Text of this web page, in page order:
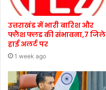
उत्तराखंड में भारी बारिश और
फ्लैश फ्लड की संभावना,7 जिले
हाई अलर्ट पर
1 week ago